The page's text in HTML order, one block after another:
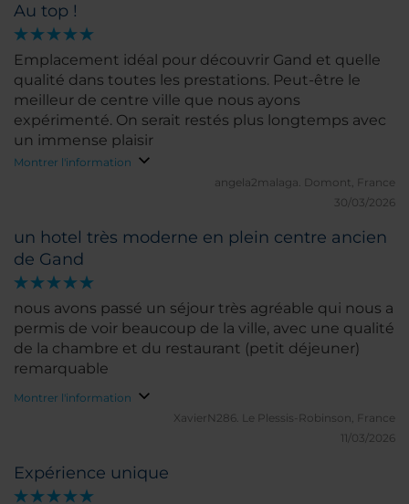
Au top !
Emplacement idéal pour découvrir Gand et quelle
qualité dans toutes les prestations. Peut-être le
meilleur de centre ville que nous ayons
expérimenté. On serait restés plus longtemps avec
un immense plaisir
Montrer l'information
angela2malaga. Domont, France
30/03/2026
un hotel très moderne en plein centre ancien
de Gand
nous avons passé un séjour très agréable qui nous a
permis de voir beaucoup de la ville, avec une qualité
de la chambre et du restaurant (petit déjeuner)
remarquable
Montrer l'information
XavierN286. Le Plessis-Robinson, France
11/03/2026
Expérience unique